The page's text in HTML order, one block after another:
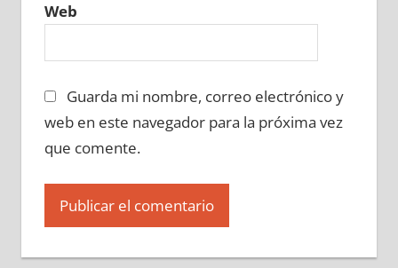
Web
Guarda mi nombre, correo electrónico y
web en este navegador para la próxima vez
que comente.